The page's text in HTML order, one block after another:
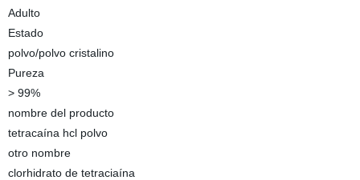
Adulto
Estado
polvo/polvo cristalino
Pureza
> 99%
nombre del producto
tetracaína hcl polvo
otro nombre
clorhidrato de tetraciaína